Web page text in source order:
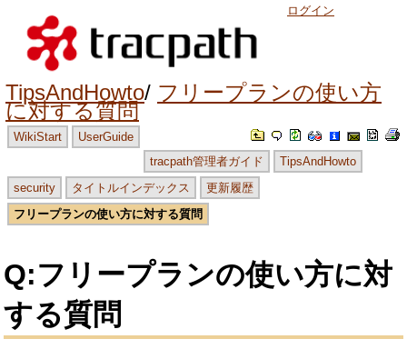
ログイン
TipsAndHowto フリープランの使い方
に対する質問
WikiStart
UserGuide
tracpath管理者ガイド
TipsAndHowto
security
タイトルインデックス
更新履歴
フリープランの使い方に対する質問
Q:フリープランの使い方に対
する質問